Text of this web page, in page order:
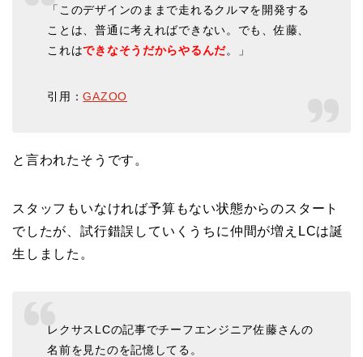
「このデザインのままで走れるクルマを開発する
ことは、普通に考えればできない。でも、佐藤、
これはできなそうだからやるんだ。」
引用：GAZOO
と言われたそうです。
スタッフもいなければ予算もない状態からのスタート
でしたが、試行錯誤していくうちに仲間が増えLCは誕
生しました。
レクサスLCの記事でチーフエンジニア佐藤さんの
名前を見たのを記憶してる。